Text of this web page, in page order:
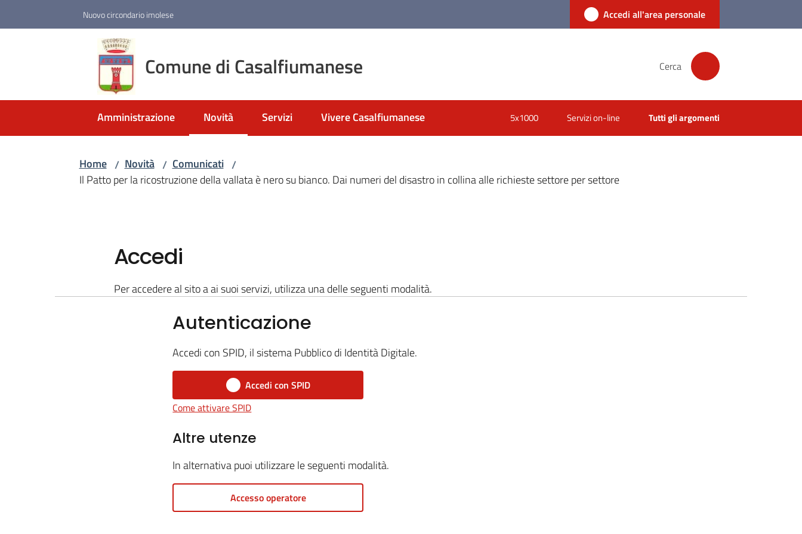
Nuovo circondario imolese Accedi all'area personale
Comune di Casalfiumanese Cerca
Amministrazione Novità
Menu selezionato
Servizi Vivere Casalfiumanese 5x1000 Servizi on-line Tutti gli argomenti
Home / Novità / Comunicati /
Il Patto per la ricostruzione della vallata è nero su bianco. Dai numeri del disastro in collina alle richieste settore per settore
Accedi
Per accedere al sito a ai suoi servizi, utilizza una delle seguenti modalità.
Autenticazione
Accedi con SPID, il sistema Pubblico di Identità Digitale.
Accedi con SPID
Come attivare SPID
Altre utenze
In alternativa puoi utilizzare le seguenti modalità.
Accesso operatore